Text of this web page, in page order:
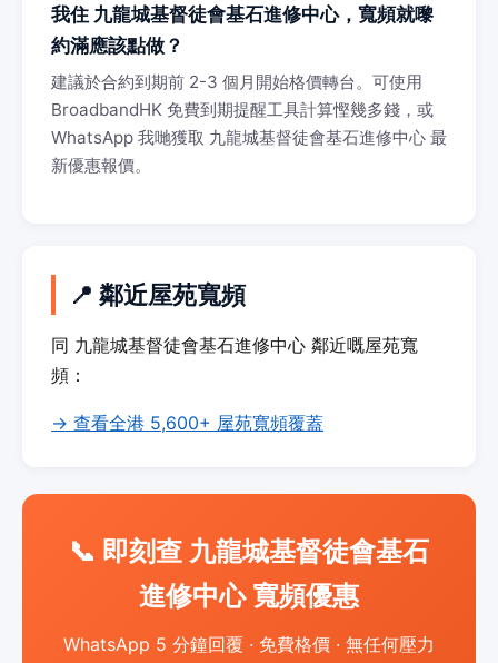
我住 九龍城基督徒會基石進修中心，寬頻就嚟
約滿應該點做？
建議於合約到期前 2-3 個月開始格價轉台。可使用
BroadbandHK 免費到期提醒工具計算慳幾多錢，或
WhatsApp 我哋獲取 九龍城基督徒會基石進修中心 最
新優惠報價。
📍 鄰近屋苑寬頻
同 九龍城基督徒會基石進修中心 鄰近嘅屋苑寬
頻：
→ 查看全港 5,600+ 屋苑寬頻覆蓋
📞 即刻查 九龍城基督徒會基石
進修中心 寬頻優惠
WhatsApp 5 分鐘回覆 · 免費格價 · 無任何壓力